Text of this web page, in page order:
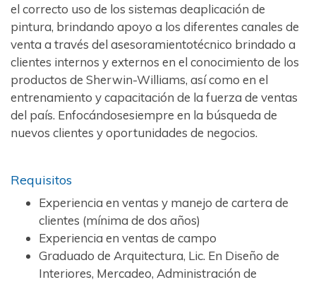
el correcto uso de los sistemas deaplicación de
pintura, brindando apoyo a los diferentes canales de
venta a través del asesoramientotécnico brindado a
clientes internos y externos en el conocimiento de los
productos de Sherwin-Williams, así como en el
entrenamiento y capacitación de la fuerza de ventas
del país. Enfocándosesiempre en la búsqueda de
nuevos clientes y oportunidades de negocios.
Requisitos
Experiencia en ventas y manejo de cartera de
clientes (mínima de dos años)
Experiencia en ventas de campo
Graduado de Arquitectura, Lic. En Diseño de
Interiores, Mercadeo, Administración de